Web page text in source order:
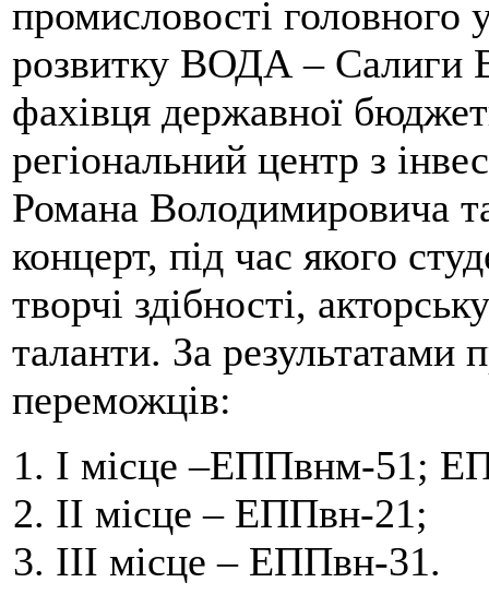
промисловості головного
розвитку ВОДА – Салиги
фахівця державної
регіональний центр з
Романа Володимировича
концерт, під час якого
творчі здібності,
таланти. За результатами
переможців:
І місце –ЕППвнм-51;
ІІ місце – ЕППвн-21;
ІІІ місце – ЕППвн-31.